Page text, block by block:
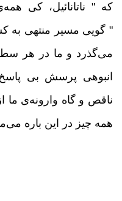
که " ناتانائیل، کی
" گویی مسیر منتهی به
می‌گذرد و ما در هر
انبوهی پرسش بی پاسخ
ناقص و گاه وارونه‌ی
همه چیز در این باره